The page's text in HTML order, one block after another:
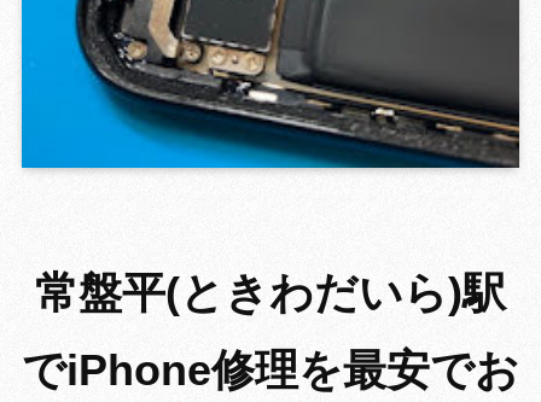
常盤平(ときわだいら)駅
でiPhone修理を最安でお